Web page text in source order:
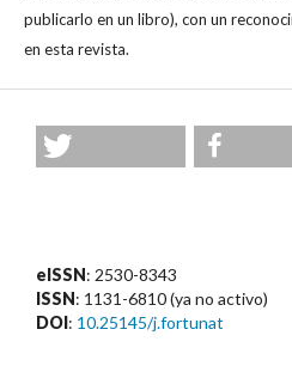
publicarlo en un libro), con un
en esta revista.
eISSN: 2530-8343
ISSN: 1131-6810 (ya no activo)
DOI: 10.25145/j.fortunat